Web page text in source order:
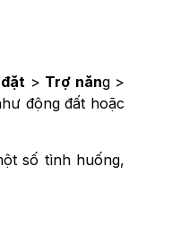
> Trợ năng >
động đất hoặc
số tình huống,